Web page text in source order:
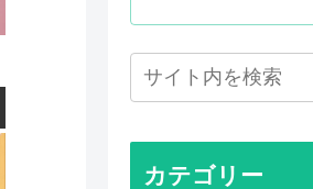
かえせ
ぎになってるのに未だにどこのメディ
発行部数100万部割れwww
またまついてきた八百屋で一目惚れ
カテゴリー